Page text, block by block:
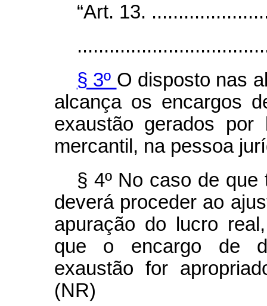
“Art. 13.
§ 3º O disposto nas
alcança os encargos
exaustão gerados por
mercantil, na pessoa
§ 4º No caso de
deverá proceder ao
apuração do lucro
que o encargo de
exaustão for
(NR)